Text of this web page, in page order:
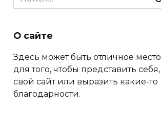
for:
О сайте
Здесь может быть отличное место
для того, чтобы представить себя,
свой сайт или выразить какие-то
благодарности.